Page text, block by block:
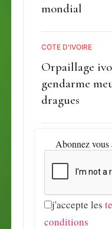
mondial
CÔTE D'IVOIRE
Orpaillage
gendarme
dragues
Abonnez vous
j'accepte les
conditions